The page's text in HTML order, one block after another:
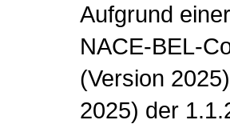
Aufgrund
NACE-BEL-
(Version
2025) der